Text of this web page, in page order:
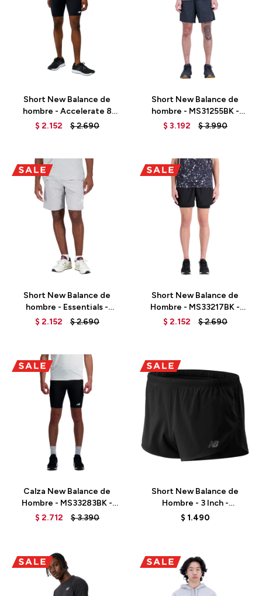
Short New Balance de
hombre - Accelerate 8
INCH - MS31245BK - BLACK
$ 2.152 $2.690
Short New Balance de
hombre - MS31255BK -
BLACK
$ 3.192 $3.990
Short New Balance de
hombre - Essentials -
MS31540AG - GREY
$ 2.152 $2.690
Short New Balance de
Hombre - MS33217BK -
BLACK
$ 2.152 $2.690
Calza New Balance de
Hombre - MS33283BK -
BLACK
$ 2.712 $3.390
Short New Balance de
Hombre - 3 Inch -
MS93186BK - BLACK
$ 1.490